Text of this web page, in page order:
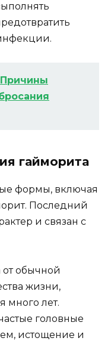
Причины
гайморита
формы, включая
Последний
и связан с
обычной
жизни,
много лет.
головные
истощение и